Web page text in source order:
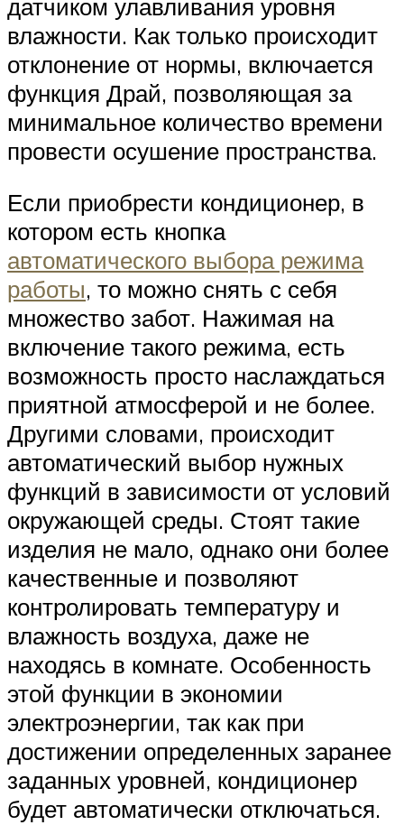
датчиком улавливания уровня
влажности. Как только происходит
отклонение от нормы, включается
функция Драй, позволяющая за
минимальное количество времени
провести осушение пространства.
Если приобрести кондиционер, в
котором есть кнопка
автоматического выбора режима
работы, то можно снять с себя
множество забот. Нажимая на
включение такого режима, есть
возможность просто наслаждаться
приятной атмосферой и не более.
Другими словами, происходит
автоматический выбор нужных
функций в зависимости от условий
окружающей среды. Стоят такие
изделия не мало, однако они более
качественные и позволяют
контролировать температуру и
влажность воздуха, даже не
находясь в комнате. Особенность
этой функции в экономии
электроэнергии, так как при
достижении определенных заранее
заданных уровней, кондиционер
будет автоматически отключаться.